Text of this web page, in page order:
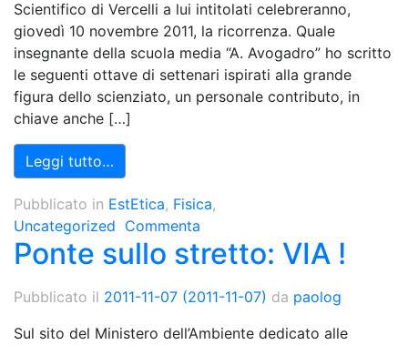
Scientifico di Vercelli a lui intitolati celebreranno,
giovedì 10 novembre 2011, la ricorrenza. Quale
insegnante della scuola media “A. Avogadro” ho scritto
le seguenti ottave di settenari ispirati alla grande
figura dello scienziato, un personale contributo, in
chiave anche […]
Leggi tutto…
Pubblicato in EstEtica, Fisica,
Uncategorized Commenta
Ponte sullo stretto: VIA !
Pubblicato il 2011-11-07 (2011-11-07) da paolog
Sul sito del Ministero dell’Ambiente dedicato alle